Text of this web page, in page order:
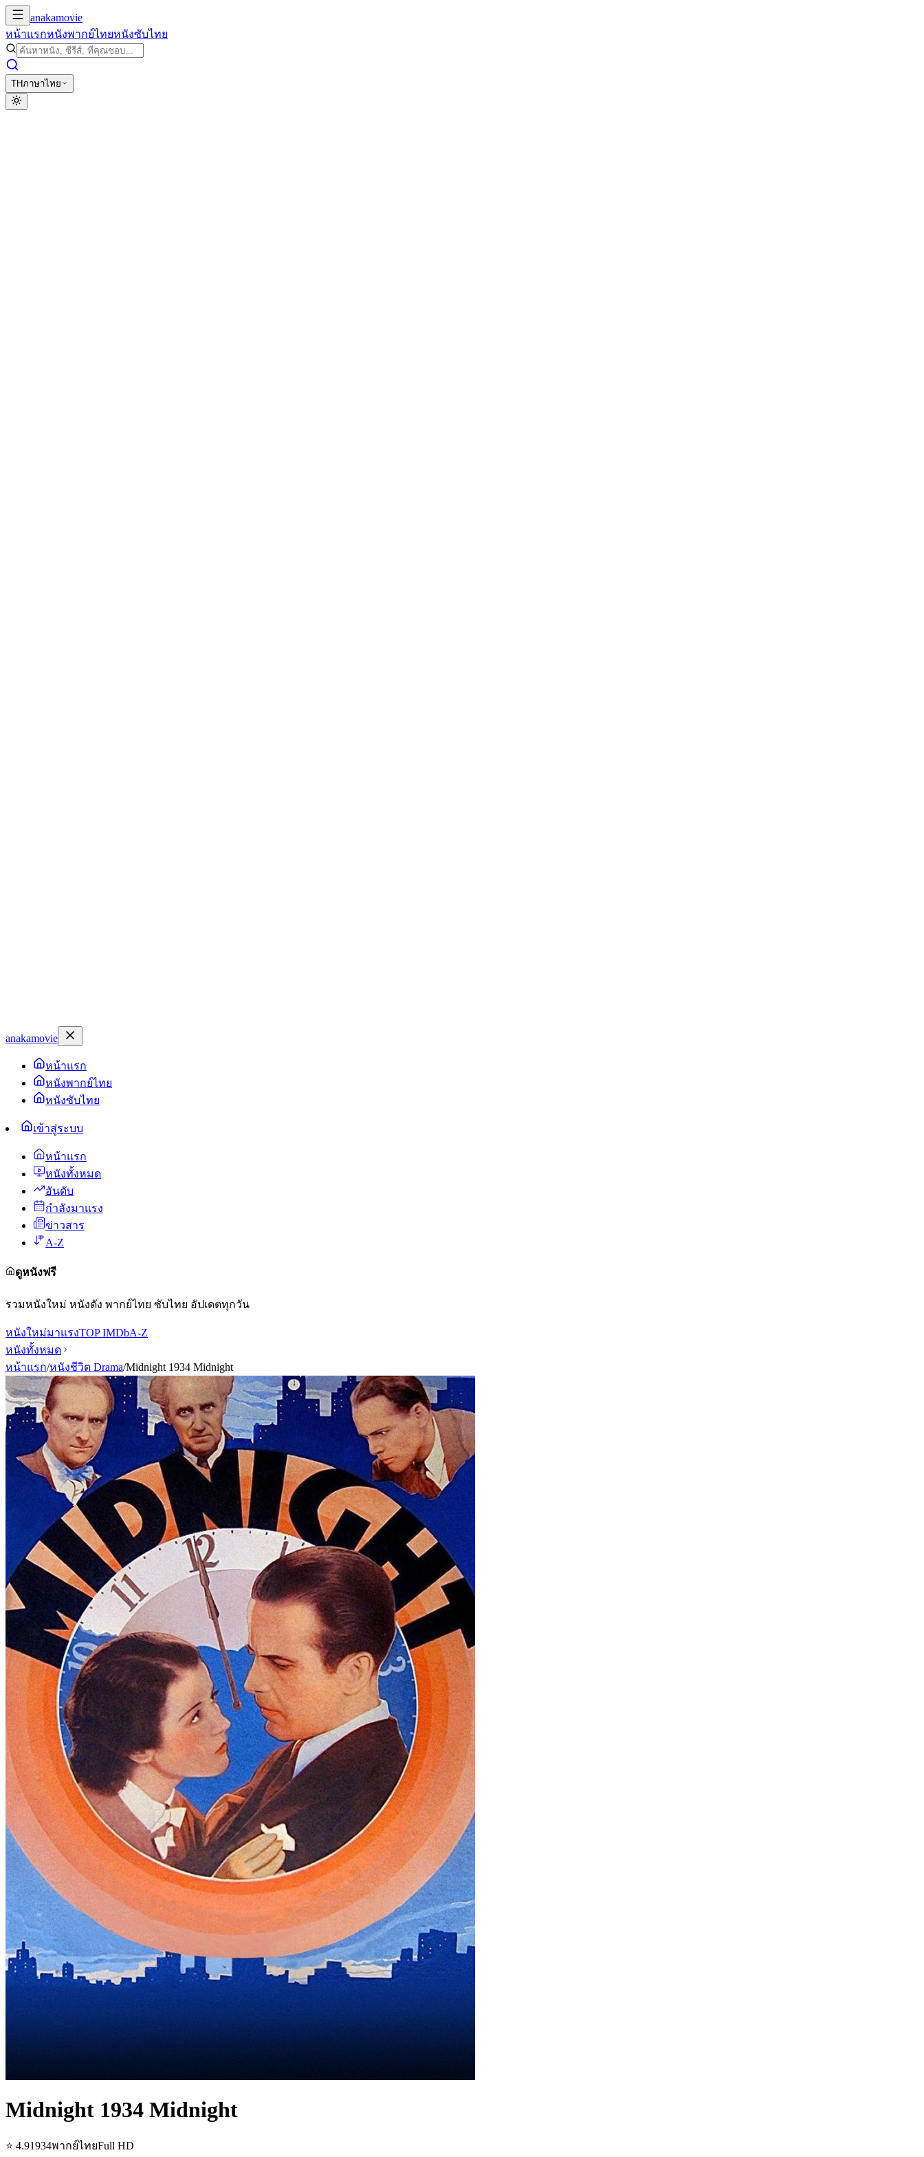
anakamovie
หน้าแรกหนังพากย์ไทยหนังซับไทย
THภาษาไทย
anakamovie
หน้าแรก
หนังพากย์ไทย
หนังซับไทย
เข้าสู่ระบบ
หน้าแรก
หนังทั้งหมด
อันดับ
กำลังมาแรง
ข่าวสาร
A-Z
ดูหนังฟรี
รวมหนังใหม่ หนังดัง พากย์ไทย ซับไทย อัปเดตทุกวัน
หนังใหม่มาแรงTOP IMDbA-Z
หนังทั้งหมด
หน้าแรก/หนังชีวิต Drama/Midnight 1934 Midnight
Midnight 1934 Midnight
⭐ 4.91934พากย์ไทยFull HD